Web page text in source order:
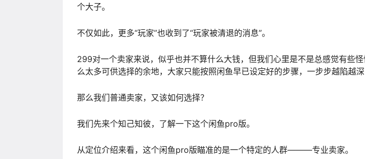
个大子。
不仅如此，更多“玩家”也收到了“玩家被清退的消息”。
299对一个卖家来说，似乎也并不算什么大钱，但我们心里是不是总感觉有些
么太多可供选择的余地，大家只能按照闲鱼早已设定好的步骤，一步步越陷越深
那么我们普通卖家，又该如何选择？
我们先来个知己知彼，了解一下这个闲鱼pro版。
从定位介绍来看，这个闲鱼pro版瞄准的是一个特定的人群———专业卖家。